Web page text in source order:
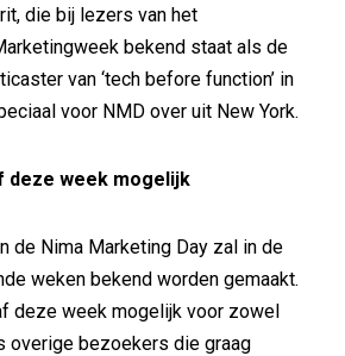
die bij lezers van het
bekend staat als de
van ‘tech before function’ in
voor NMD over uit New York.
deze week mogelijk
de Nima Marketing Day zal in de
weken bekend worden gemaakt.
deze week mogelijk voor zowel
overige bezoekers die graag